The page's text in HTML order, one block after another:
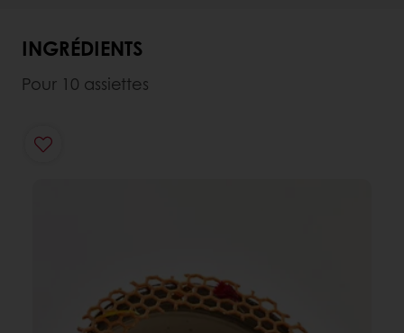
INGRÉDIENTS
Pour 10 assiettes